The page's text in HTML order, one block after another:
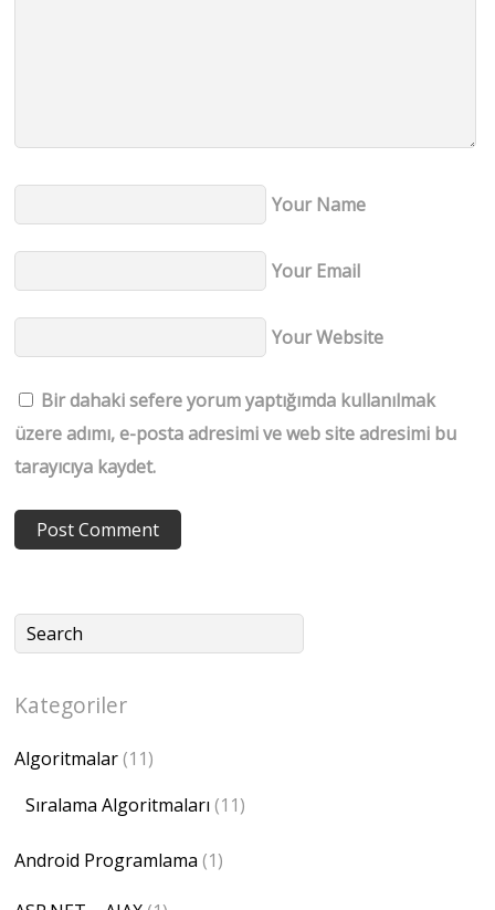
Your Name
Your Email
Your Website
Bir dahaki sefere yorum yaptığımda kullanılmak
üzere adımı, e-posta adresimi ve web site adresimi bu
tarayıcıya kaydet.
Kategoriler
Algoritmalar(11)
Sıralama Algoritmaları (11)
Android Programlama (1)